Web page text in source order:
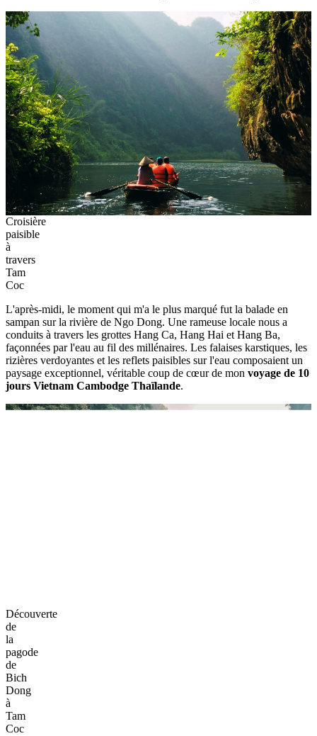
Croisière
paisible
à
travers
Tam
Coc
L'après-midi, le moment qui m'a le plus marqué fut la balade en
sampan sur la rivière de Ngo Dong. Une rameuse locale nous a
conduits à travers les grottes Hang Ca, Hang Hai et Hang Ba,
façonnées par l'eau au fil des millénaires. Les falaises karstiques, les
rizières verdoyantes et les reflets paisibles sur l'eau composaient un
paysage exceptionnel, véritable coup de cœur de mon voyage de 10
jours Vietnam Cambodge Thaïlande.
Découverte
de
la
pagode
de
Bich
Dong
à
Tam
Coc